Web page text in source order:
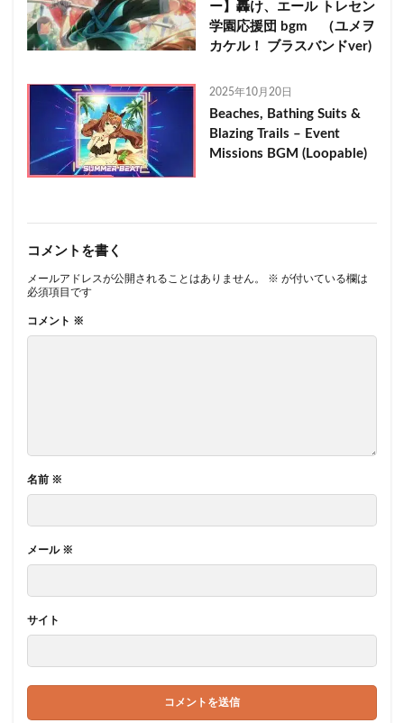
ー】轟け、エール トレセン
学園応援団 bgm （ユメヲ
カケル！ ブラスバンドver)
2025年10月20日
Beaches, Bathing Suits &
Blazing Trails – Event
Missions BGM (Loopable)
コメントを書く
メールアドレスが公開されることはありません。 ※ が付いている欄は
必須項目です
コメント ※
名前 ※
メール ※
サイト